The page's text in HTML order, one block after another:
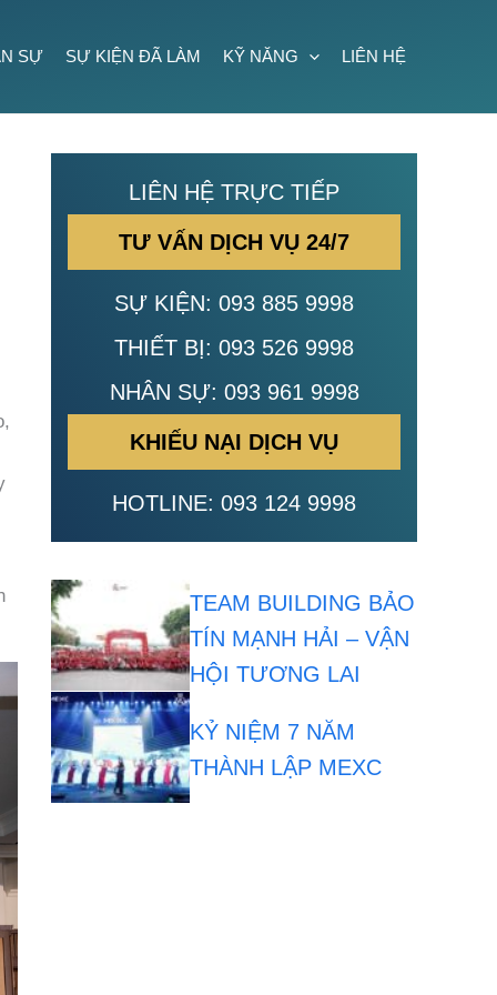
SỰ SỰ KIỆN ĐÃ LÀM KỸ NĂNG LIÊN HỆ
LIÊN HỆ TRỰC TIẾP
TƯ VẤN DỊCH VỤ 24/7
SỰ KIỆN: 093 885 9998
THIẾT BỊ: 093 526 9998
NHÂN SỰ: 093 961 9998
KHIẾU NẠI DỊCH VỤ
HOTLINE: 093 124 9998
TEAM BUILDING BẢO
TÍN MẠNH HẢI – VẬN
HỘI TƯƠNG LAI
KỶ NIỆM 7 NĂM
THÀNH LẬP MEXC